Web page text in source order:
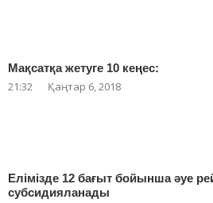
Мақсатқа жетуге 10 кеңес:
21:32 Қаңтар 6, 2018
Елімізде 12 бағыт бойынша әуе
субсидияланады